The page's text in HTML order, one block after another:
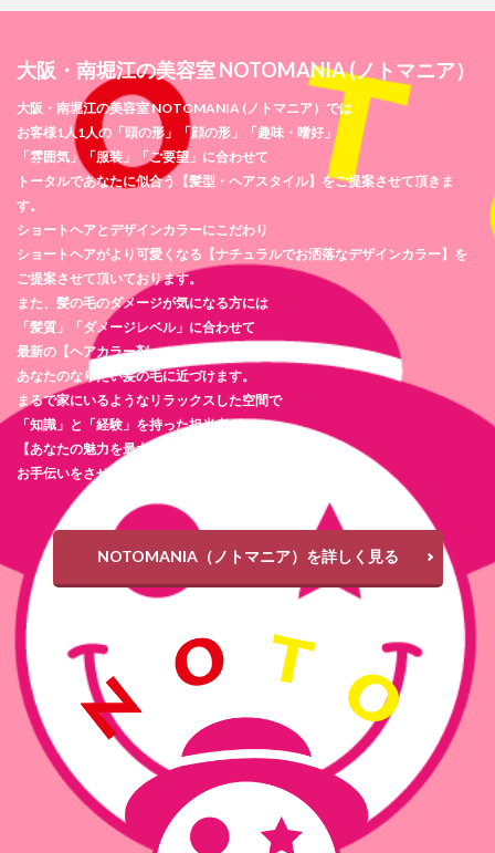
大阪・南堀江の美容室 NOTOMANIA (ノトマニア）
大阪・南堀江の美容室 NOTOMANIA (ノトマニア）では
お客様1人1人の「頭の形」「顔の形」「趣味・嗜好」
「雰囲気」「服装」「ご要望」に合わせて
トータルであなたに似合う【髪型・ヘアスタイル】をご提案させて頂きま
す。
ショートヘアとデザインカラーにこだわり
ショートヘアがより可愛くなる【ナチュラルでお洒落なデザインカラー】を
ご提案させて頂いております。
また、髪の毛のダメージが気になる方には
「髪質」「ダメージレベル」に合わせて
最新の【ヘアカラー剤・トリートメント剤】を使用し
あなたのなりたい髪の毛に近づけます。
まるで家にいるようなリラックスした空間で
「知識」と「経験」を持った担当者が
【あなたの魅力を最大限に引き出す】
お手伝いをさせて頂きます。
NOTOMANIA（ノトマニア）を詳しく見る